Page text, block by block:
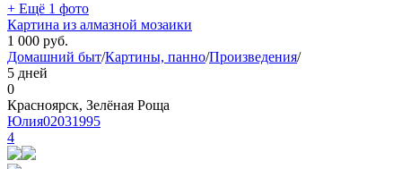
+ Ещё 1 фото
Картина из алмазной мозаики
1 000 руб.
Домашний быт/Картины, панно/Произведения/
5 дней
0
Красноярск, Зелёная Роща
Юлия02031995
4